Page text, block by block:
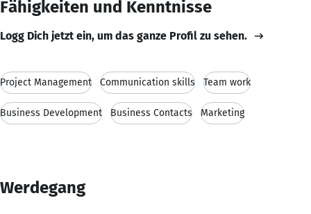
Fähigkeiten und Kenntnisse
Logg Dich jetzt ein, um das ganze Profil zu sehen.
Project Management Communication skills Team work
Business Development Business Contacts Marketing
Werdegang